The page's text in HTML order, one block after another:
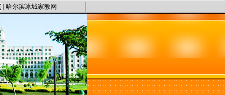
尔滨重点大学家教服务中心以及哈市的在职老师，竭诚为广大哈市人民提
哈尔滨冰城家教网